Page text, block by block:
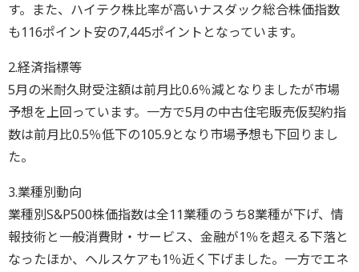
す。また、ハイテク株比率が高いナスダック総合株価指数
も116ポイント安の7,445ポイントとなっています。
2.経済指標等
5月の米耐久財受注額は前月比0.6％減となりましたが市場
予想を上回っています。一方で5月の中古住宅販売仮契約指
数は前月比0.5％低下の105.9となり市場予想も下回りまし
た。
3.業種別動向
業種別S&P500株価指数は全11業種のうち8業種が下げ、情
報技術と一般消費財・サービス、金融が1％を超える下落と
なったほか、ヘルスケアも1％近く下げました。一方でエネ